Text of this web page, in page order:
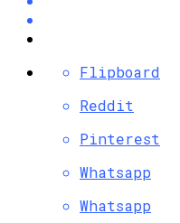
Flipboard
Reddit
Pinterest
Whatsapp
Whatsapp